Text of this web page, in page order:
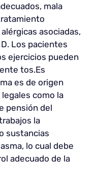
mala
asociadas,
Los pacientes
ejercicios pueden
tos.Es
es de origen
como la
pensión del
la
sustancias
lo cual debe
adecuado de la